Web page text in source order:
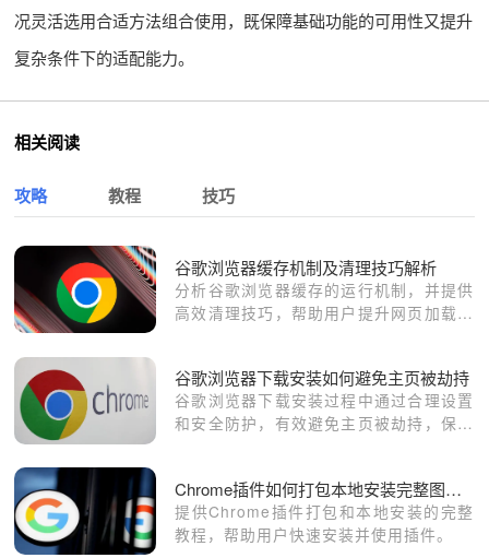
况灵活选用合适方法组合使用，既保障基础功能的可用性又提升
复杂条件下的适配能力。
相关阅读
攻略 教程 技巧
谷歌浏览器缓存机制及清理技巧解析
分析谷歌浏览器缓存的运行机制，并提供
高效清理技巧，帮助用户提升网页加载速
谷歌浏览器下载安装如何避免主页被劫持
谷歌浏览器下载安装过程中通过合理设置
和安全防护，有效避免主页被劫持，保障
Chrome插件如何打包本地安装完整图解教程
提供Chrome插件打包和本地安装的完整
教程，帮助用户快速安装并使用插件。